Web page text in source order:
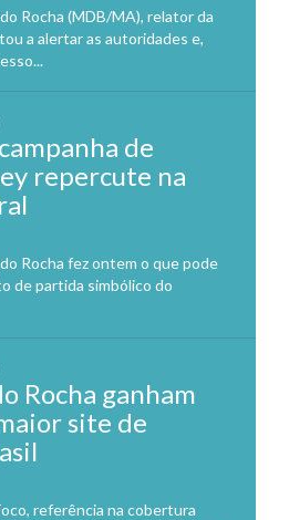
Rocha (MDB/MA), relator da
a alertar as autoridades e,
de
repercute na
Rocha fez ontem o que pode
de partida simbólico do
Rocha ganham
site de
referência na cobertura